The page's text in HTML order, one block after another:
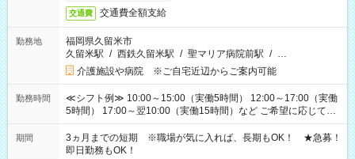
交通費 交通費全額支給
勤務地
福岡県久留米市
久留米駅 / 西鉄久留米駅 / 聖マリア病院前駅 / …
介護施設や病院 ※ご自宅近辺からご案内可能
勤務時間
≪シフト例≫ 10:00～15:00（実働5時間） 12:00～17:00（実働
5時間） 17:00～翌10:00（実働15時間）など ご希望に応じて、
働く時間は調整できます！ お気軽に担当へ相談ください！
期間
3ヵ月までの短期 ※職場が気に入れば、長期もOK！ ★急募！
即日勤務もOK！